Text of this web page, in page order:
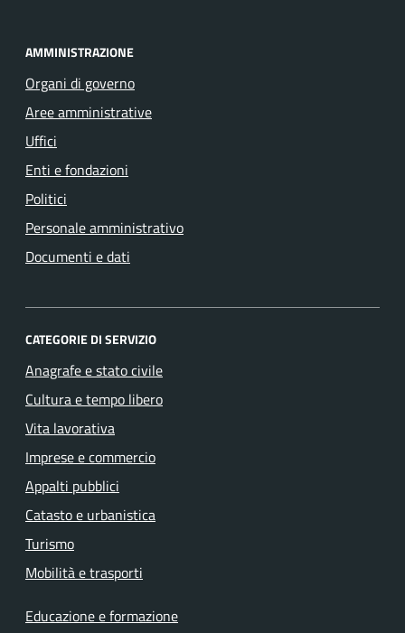
AMMINISTRAZIONE
Organi di governo
Aree amministrative
Uffici
Enti e fondazioni
Politici
Personale amministrativo
Documenti e dati
CATEGORIE DI SERVIZIO
Anagrafe e stato civile
Cultura e tempo libero
Vita lavorativa
Imprese e commercio
Appalti pubblici
Catasto e urbanistica
Turismo
Mobilità e trasporti
Educazione e formazione